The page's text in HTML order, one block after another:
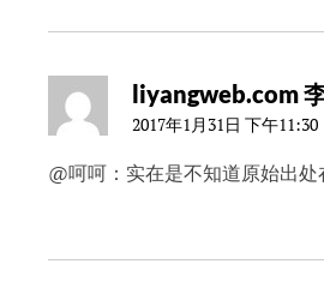
liyangweb.com
2017年1月31日 下午11:30
@呵呵：实在是不知道原始出